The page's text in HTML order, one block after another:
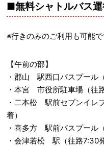
■無料シャトルバス
※行きのみのご利用も可能
【午前の部】
・郡山 駅西口バスプール
・本宮 市役所駐車場（往
・二本松 駅前セブンイレ
着）
・喜多方 駅前バスプール
・会津若松 駅（往路7:30